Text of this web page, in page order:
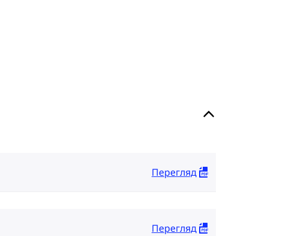
Перегляд
Перегляд